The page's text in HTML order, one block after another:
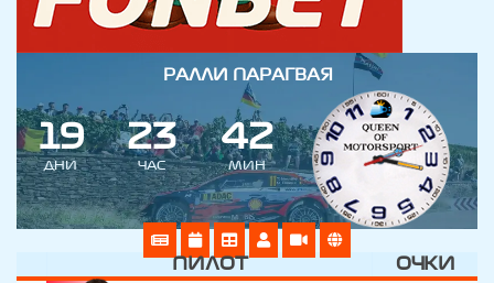
РАЛЛИ ПАРАГВАЯ
19
ДНИ
23
ЧАС
42
МИН
ПИЛОТ ОЧКИ